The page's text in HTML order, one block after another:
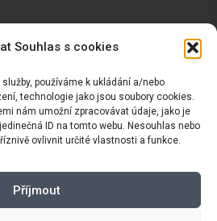
Souhlas s cookies
používáme k ukládání a/nebo
technologie jako jsou soubory cookies.
nám umožní zpracovávat údaje, jako je
ID na tomto webu. Nesouhlas nebo
ovlivnit určité vlastnosti a funkce.
Příjmout
ST/PÁ